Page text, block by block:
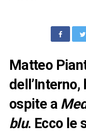
Matteo
ospite a
blu. Ecco le